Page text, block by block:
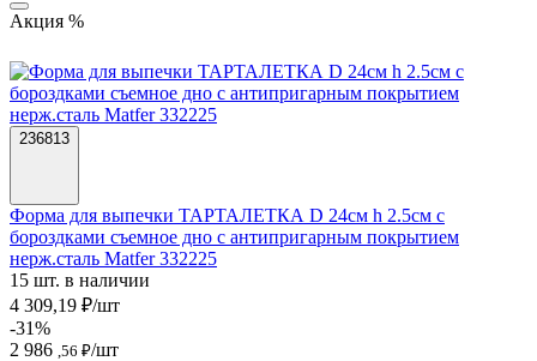
Акция %
236813
Форма для выпечки ТАРТАЛЕТКА D 24см h 2.5см с
бороздками съемное дно с антипригарным покрытием
нерж.сталь Matfer 332225
15 шт. в наличии
4 309,19 ₽/шт
-31%
2 986 ,56 ₽/шт